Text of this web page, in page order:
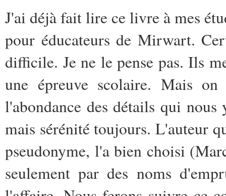
J'ai déjà fait lire ce livre à mes
pour éducateurs de Mirwart.
difficile. Je ne le pense pas. Ils
une épreuve scolaire. Mais
l'abondance des détails qui
mais sérénité toujours. L'auteur
pseudonyme, l'a bien choisi
seulement par des noms